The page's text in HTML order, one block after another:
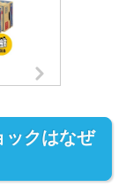
ックはなぜ